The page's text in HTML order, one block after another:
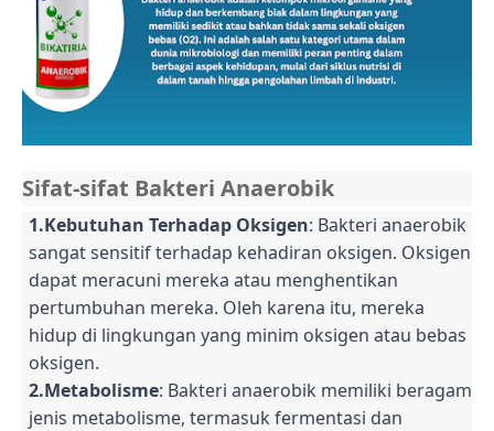
Sifat-sifat Bakteri Anaerobik
1.Kebutuhan Terhadap Oksigen: Bakteri anaerobik
sangat sensitif terhadap kehadiran oksigen. Oksigen
dapat meracuni mereka atau menghentikan
pertumbuhan mereka. Oleh karena itu, mereka
hidup di lingkungan yang minim oksigen atau bebas
oksigen.
2.Metabolisme: Bakteri anaerobik memiliki beragam
jenis metabolisme, termasuk fermentasi dan